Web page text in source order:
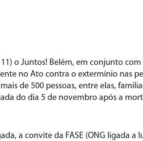
o Juntos! Belém, em conjunto
no Ato contra o extermínio nas
de 500 pessoas, entre elas,
do dia 5 de novembro após a
a convite da FASE (ONG ligada a